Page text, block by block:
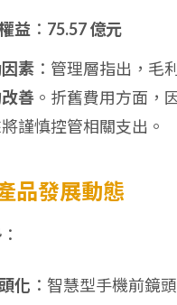
益 ： 75.57 億元
素 ：管理層指出，毛
善 。折舊費用方面，
謹慎控管相關支出。
品發展動態
：
化 ：智慧型手機前鏡